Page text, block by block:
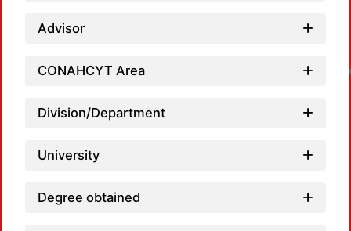
Advisor
CONAHCYT Area
Division/Department
University
Degree obtained